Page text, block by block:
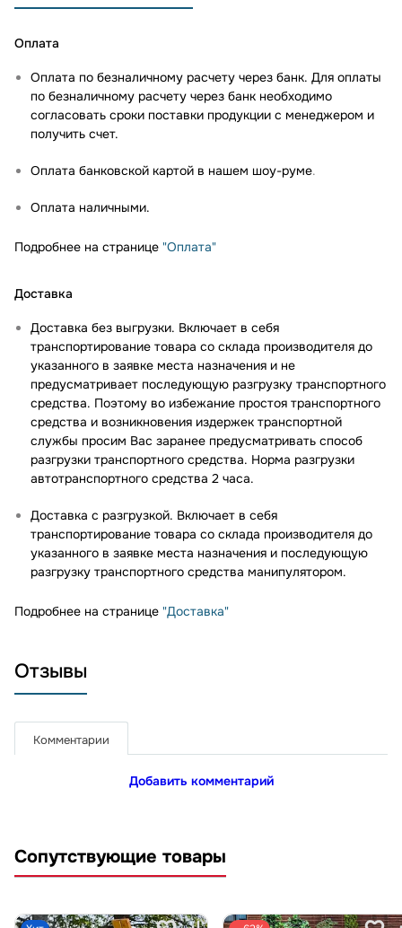
Оплата
Оплата по безналичному расчету через банк. Для оплаты
по безналичному расчету через банк необходимо
согласовать сроки поставки продукции с менеджером и
получить счет.
Оплата банковской картой в нашем шоу-руме.
Оплата наличными.
Подробнее на странице "Оплата"
Доставка
Доставка без выгрузки. Включает в себя
транспортирование товара со склада производителя до
указанного в заявке места назначения и не
предусматривает последующую разгрузку транспортного
средства. Поэтому во избежание простоя транспортного
средства и возникновения издержек транспортной
службы просим Вас заранее предусматривать способ
разгрузки транспортного средства. Норма разгрузки
автотранспортного средства 2 часа.
Доставка с разгрузкой. Включает в себя
транспортирование товара со склада производителя до
указанного в заявке места назначения и последующую
разгрузку транспортного средства манипулятором.
Подробнее на странице "Доставка"
Отзывы
Комментарии
Добавить комментарий
Сопутствующие товары